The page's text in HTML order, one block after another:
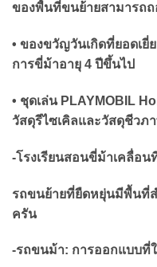
ของพื้นที่ขนย้ายสามารถถ
• ของขวัญวันเกิดที่ยอดเ
การขี่ม้าอายุ 4 ปีขึ้นไป
• ชุดเล่น PLAYMOBIL
วัสดุรีไซเคิลและวัสดุชีวภ
-โรงเรียนสอนขี่ม้าเคลื่อ
รถขนย้ายที่ยืดหยุ่นมีพื้นที่
ครัน
-รถขนม้า: การออกแบบที่